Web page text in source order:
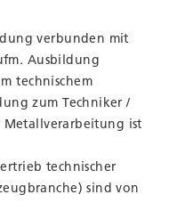
verbunden mit
Ausbildung
technischem
zum Techniker /
ist
technischer
sind von